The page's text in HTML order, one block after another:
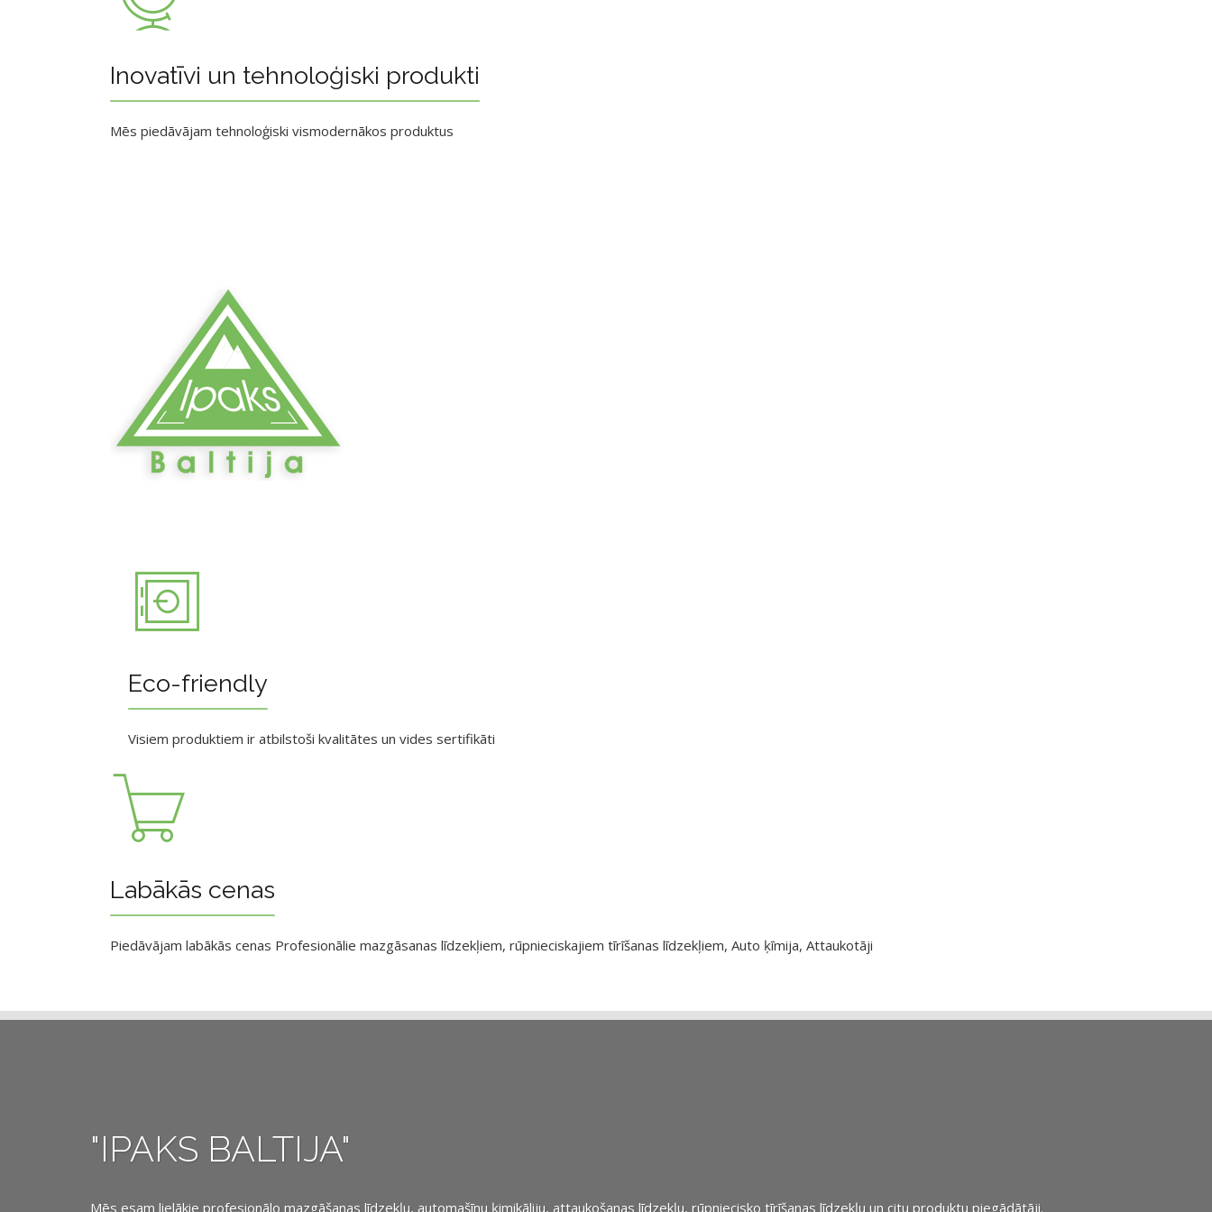
Inovatīvi un tehnoloģiski produkti
Mēs piedāvājam tehnoloģiski vismodernākos produktus
Eco-friendly
Visiem produktiem ir atbilstoši kvalitātes un vides sertifikāti
Labākās cenas
Piedāvājam labākās cenas Profesionālie mazgāsanas līdzekļiem, rūpnieciskajiem tīrīšanas līdzekļiem, Auto ķīmija, Attaukotāji
"IPAKS BALTIJA"
Mēs esam lielākie profesionālo mazgāšanas līdzekļu, automašīnu ķimikāliju, attaukošanas līdzekļu, rūpniecisko tīrīšanas līdzekļu un citu produktu piegādātāji.